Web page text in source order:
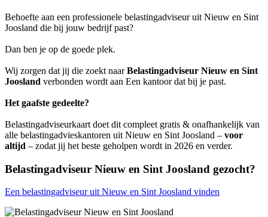
Behoefte aan een professionele belastingadviseur uit Nieuw en Sint
Joosland die bij jouw bedrijf past?
Dan ben je op de goede plek.
Wij zorgen dat jij die zoekt naarBelastingadviseur Nieuw en Sint
Joosland verbonden wordt aan Een kantoor dat bij je past.
Het gaafste gedeelte?
Belastingadviseurkaart doet dit compleet gratis & onafhankelijk van
alle belastingadvieskantoren uit Nieuw en Sint Joosland – voor
altijd – zodat jij het beste geholpen wordt in 2026 en verder.
Belastingadviseur Nieuw en Sint Joosland gezocht?
Een belastingadviseur uit Nieuw en Sint Joosland vinden